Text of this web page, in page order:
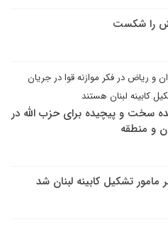
را شکست
و ریاض در فکر موازنه قوا در جریان
کابینه لبنان هستند
سخت و پیچیده برای حزب الله در
و منطقه
مامور تشکیل کابینه لبنان شد